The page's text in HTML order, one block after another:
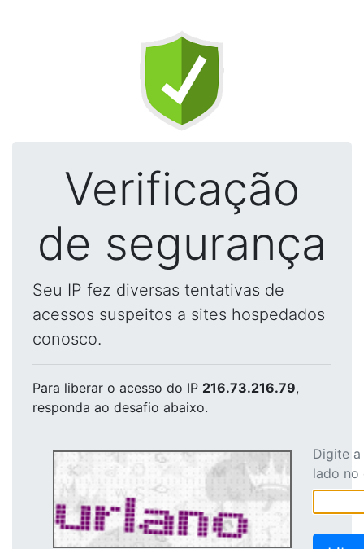
Verificação
de segurança
Seu IP fez diversas tentativas de
acessos suspeitos a sites hospedados
conosco.
Para liberar o acesso do IP 216.73.216.79,
responda ao desafio abaixo.
Digite
lado no